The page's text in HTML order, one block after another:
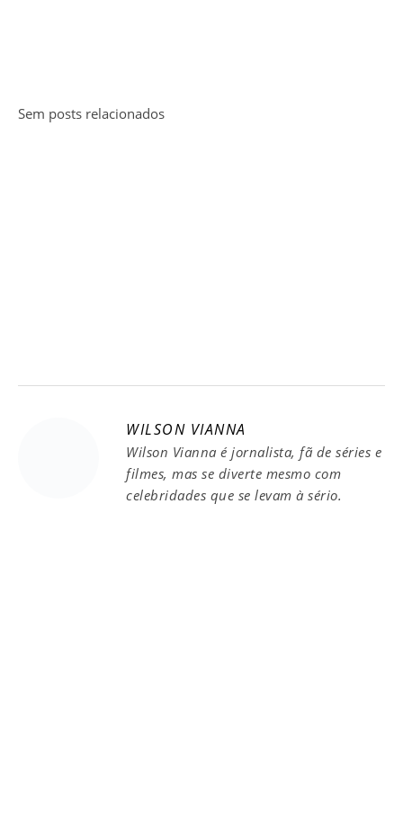
Sem posts relacionados
WILSON VIANNA
Wilson Vianna é jornalista, fã de séries e
filmes, mas se diverte mesmo com
celebridades que se levam à sério.